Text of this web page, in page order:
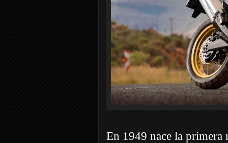
En 1949 nace la primera